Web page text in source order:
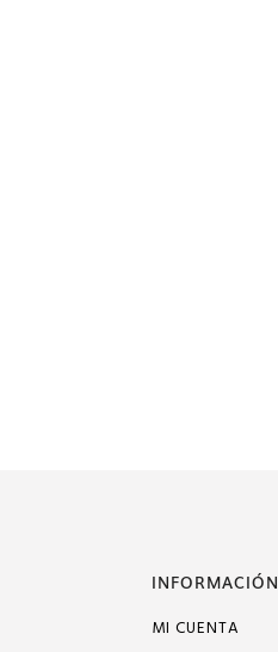
INFORMACIÓN
MI CUENTA